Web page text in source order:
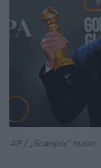
AP / „Scanpix“ nuotr.